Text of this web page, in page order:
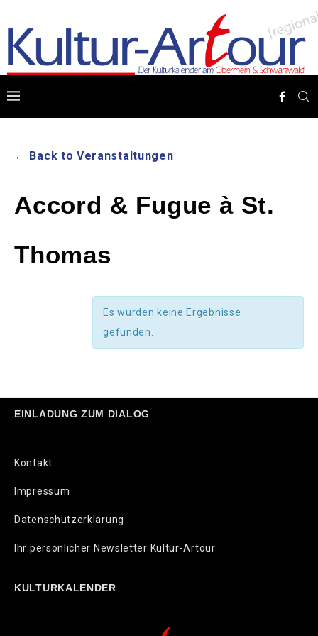
← Back to Veranstaltungen
Accord & Fugue à St.
Thomas
Es wurden keine Ergebnisse
gefunden.
EINLADUNG ZUM DIALOG
Kontakt
Impressum
Datenschutzerklärung
Ihr persönlicher Newsletter Kultur-Artour
KULTURKALENDER